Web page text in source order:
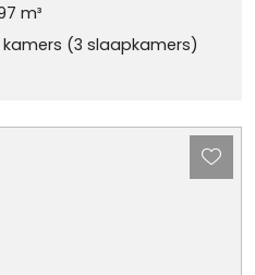
m³
kamers (3 slaapkamers)